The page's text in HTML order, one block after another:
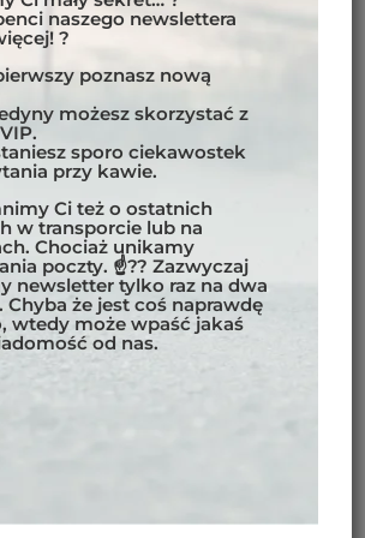
podaje
DANYCH
Dane osobowe Usługobiorców
są przez Administratora:
gdy podstawą
przepis szczególny nie stanowi
naszego newslettera
?
poznasz nową
możesz skorzystać z
sporo ciekawostek
przy kawie.
Ci też o ostatnich
w transporcie lub na
Chociaż unikamy
poczty. ☝?? Zazwyczaj
newsletter tylko raz na dwa
Chyba że jest coś naprawdę
wtedy może wpaść jakaś
od nas.